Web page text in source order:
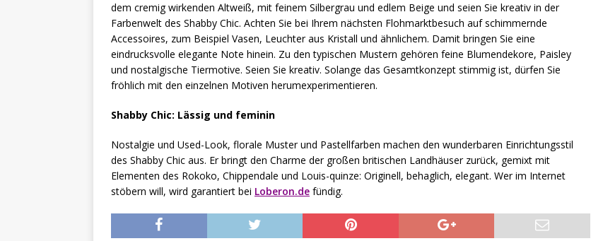
dem cremig wirkenden Altweiß, mit feinem Silbergrau und edlem Beige und seien Sie kreativ in der
Farbenwelt des Shabby Chic. Achten Sie bei Ihrem nächsten Flohmarktbesuch auf schimmernde
Accessoires, zum Beispiel Vasen, Leuchter aus Kristall und ähnlichem. Damit bringen Sie eine
eindrucksvolle elegante Note hinein. Zu den typischen Mustern gehören feine Blumendekore, Paisley
und nostalgische Tiermotive. Seien Sie kreativ. Solange das Gesamtkonzept stimmig ist, dürfen Sie
fröhlich mit den einzelnen Motiven herumexperimentieren.
Shabby Chic: Lässig und feminin
Nostalgie und Used-Look, florale Muster und Pastellfarben machen den wunderbaren Einrichtungsstil
des Shabby Chic aus. Er bringt den Charme der großen britischen Landhäuser zurück, gemixt mit
Elementen des Rokoko, Chippendale und Louis-quinze: Originell, behaglich, elegant. Wer im Internet
stöbern will, wird garantiert bei Loberon.de fündig.